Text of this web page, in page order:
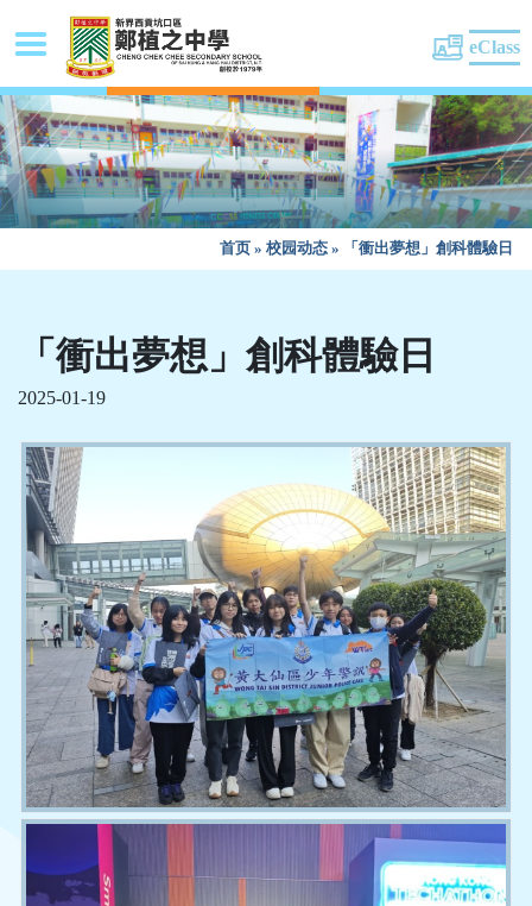
eClass
首页 » 校园动态 » 「衝出夢想」創科體驗日
「衝出夢想」創科體驗日
2025-01-19